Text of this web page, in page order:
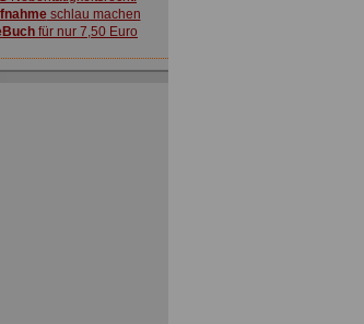
schlau machen
für nur 7,50 Euro